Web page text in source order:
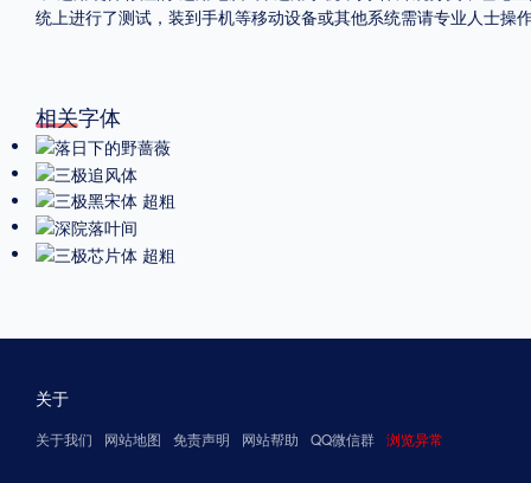
统上进行了测试，装到手机等移动设备或其他系统需请专业人士
相关字体
关于
关于我们 网站地图 免责声明 网站帮助 QQ微信群 浏览异常